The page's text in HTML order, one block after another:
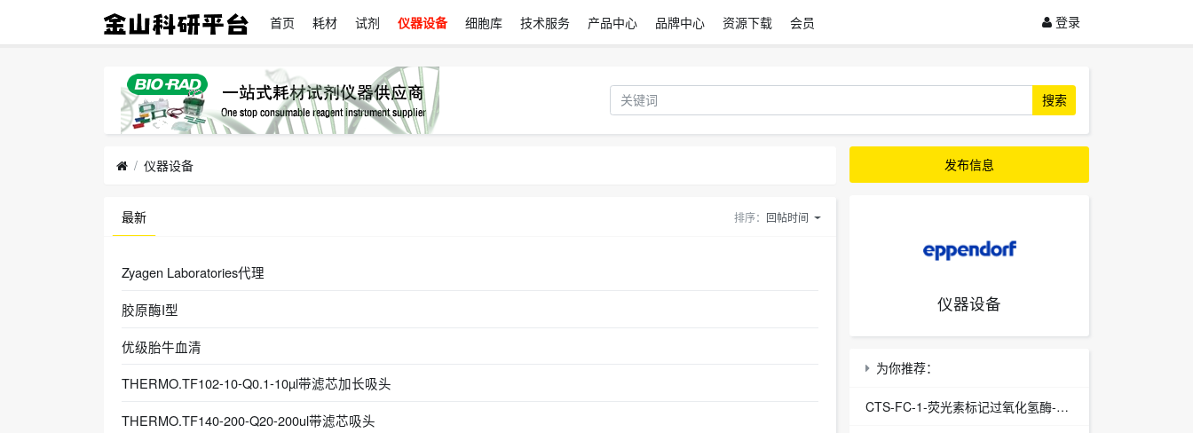
首页 耗材 试剂 仪器设备 细胞库 技术服务 产品中心 品牌中心 资源下载 会员 登录
搜索
仪器设备
最新 排序： 回帖时间
Zyagen Laboratories代理
胶原酶I型
优级胎牛血清
THERMO.TF102-10-Q0.1-10µl带滤芯加长吸头
THERMO.TF140-200-Q20-200ul带滤芯吸头
发布信息
仪器设备
为你推荐：
CTS-FC-1-荧光素标记过氧化氢酶-酶类